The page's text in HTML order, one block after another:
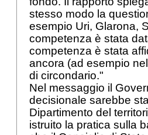
stesso modo la
esempio Uri, Glarona,
competenza è stata
competenza è stata
ancora (ad esempio
di circondario."
Nel messaggio il
decisionale sarebbe
Dipartimento del
istruito la pratica sulla